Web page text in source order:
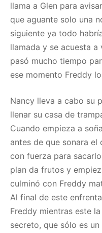
llama a Glen para
que aguante solo una
siguiente ya todo
llamada y se acuesta a
pasó mucho tiempo
ese momento Freddy
Nancy lleva a cabo su
llenar su casa de
Cuando empieza a
antes de que sonara
con fuerza para
plan da frutos y
culminó con Freddy
Al final de este
Freddy mientras este
secreto, que sólo es